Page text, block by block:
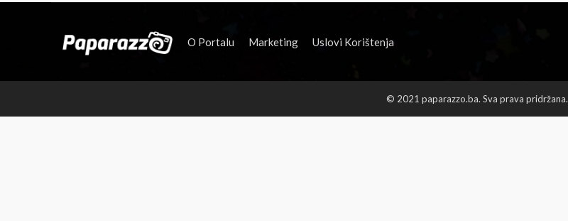
O Portalu Marketing Uslovi Korištenja
© 2021 paparazzo.ba. Sva prava pridržana.